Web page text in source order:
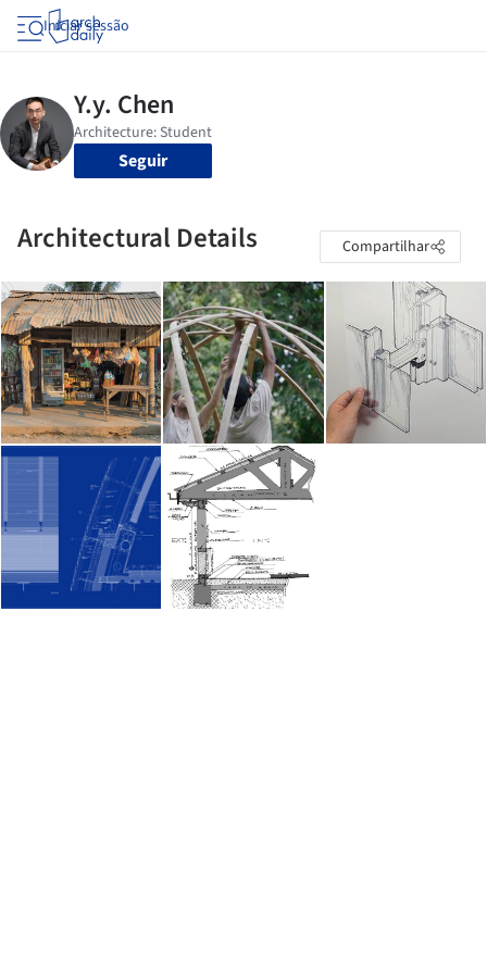
Iniciar sessão
Seguir
Architectural Details Compartilhar